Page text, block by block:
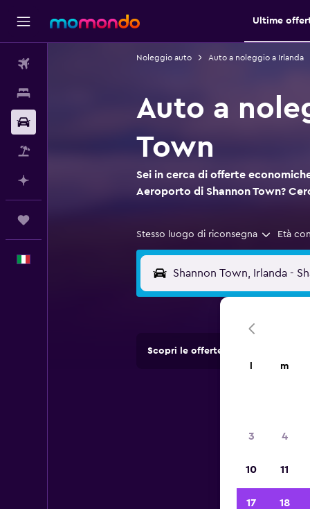
Ultime
Noleggio auto Auto a noleggio a Irlanda
Auto a
Town
Sei in cerca di offerte
Aeroporto di Shannon Town?
Stesso luogo di riconsegna Età
Scopri le offerte di agenzie di
m
3 4
10 11
17 18